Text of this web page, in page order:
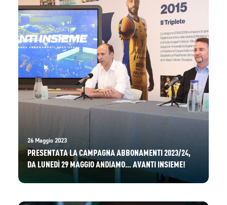
26 Maggio 2023
PRESENTATA LA CAMPAGNA ABBONAMENTI 2023/24,
DA LUNEDÌ 29 MAGGIO ANDIAMO… AVANTI INSIEME!